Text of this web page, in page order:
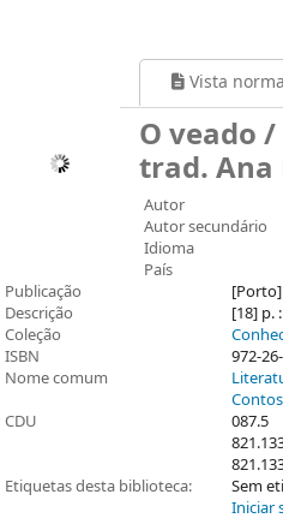
Vista
O veado
trad. Ana
Autor
Autor secundário
Idioma
País
Publicação
[Porto]
Descrição
[18] p.
Coleção
ISBN
972-
Nome comum
Contos
CDU
087.5
Etiquetas desta biblioteca:
Sem
Iniciar